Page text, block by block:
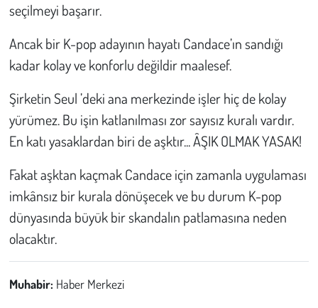
seçilmeyi başarır.
Ancak bir K-pop adayının hayatı Candace’ın sandığı
kadar kolay ve konforlu değildir maalesef.
Şirketin Seul ’deki ana merkezinde işler hiç de kolay
yürümez. Bu işin katlanılması zor sayısız kuralı vardır.
En katı yasaklardan biri de aşktır... ÂŞIK OLMAK YASAK!
Fakat aşktan kaçmak Candace için zamanla uygulaması
imkânsız bir kurala dönüşecek ve bu durum K-pop
dünyasında büyük bir skandalın patlamasına neden
olacaktır.
Muhabir: Haber Merkezi